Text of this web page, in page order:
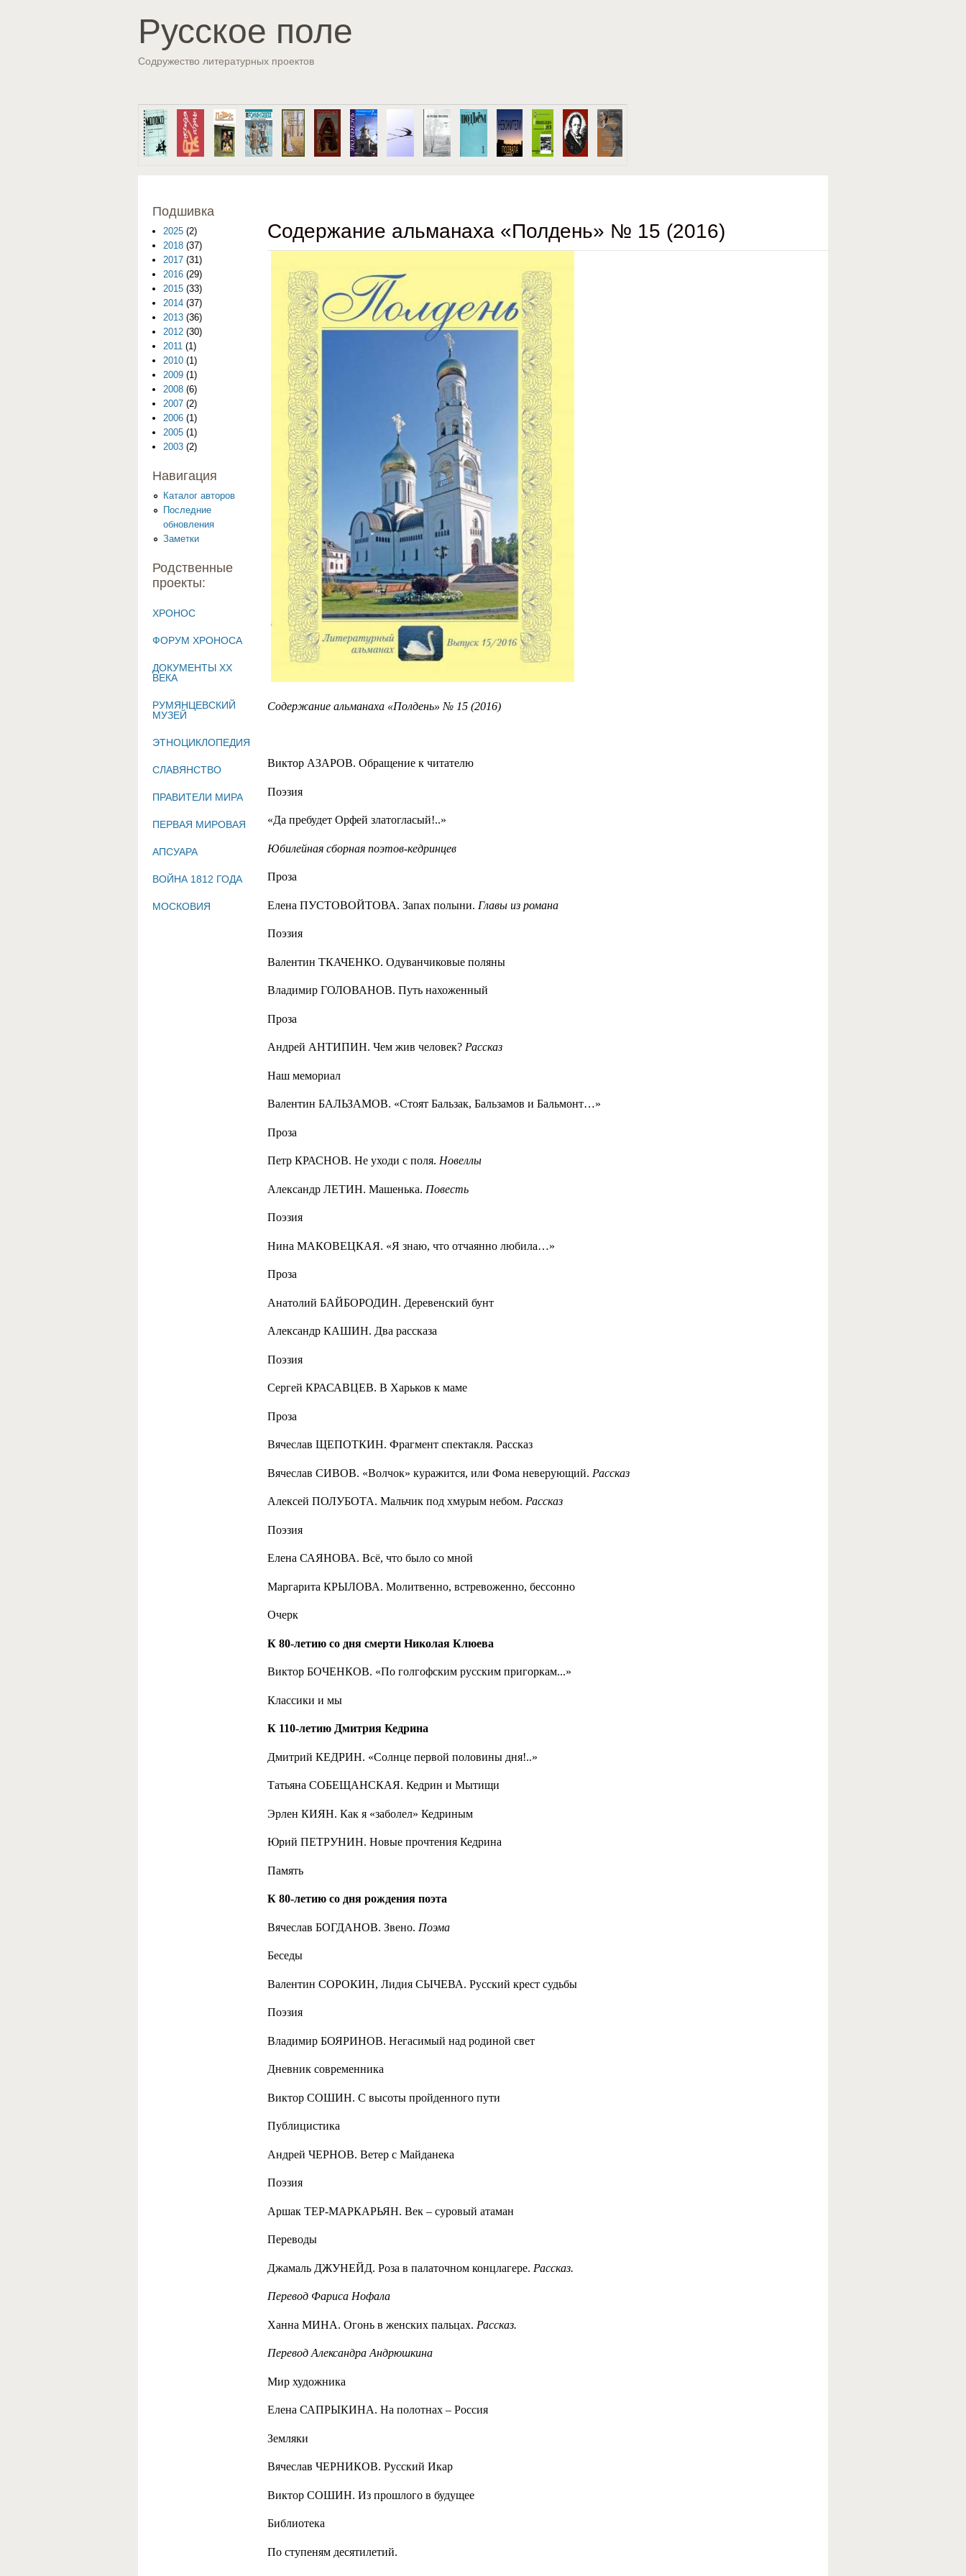
Русское поле
Содружество литературных проектов
Содержание альманаха «Полдень» № 15 (2016)
Содержание альманаха «Полдень» № 15 (2016)
Виктор АЗАРОВ. Обращение к читателю
Поэзия
«Да пребудет Орфей златогласый!..»
Юбилейная сборная поэтов-кедринцев
Проза
Елена ПУСТОВОЙТОВА. Запах полыни. Главы из романа
Поэзия
Валентин ТКАЧЕНКО. Одуванчиковые поляны
Владимир ГОЛОВАНОВ. Путь нахоженный
Проза
Андрей АНТИПИН. Чем жив человек? Рассказ
Наш мемориал
Валентин БАЛЬЗАМОВ. «Стоят Бальзак, Бальзамов и Бальмонт…»
Проза
Петр КРАСНОВ. Не уходи с поля. Новеллы
Александр ЛЕТИН. Машенька. Повесть
Поэзия
Нина МАКОВЕЦКАЯ. «Я знаю, что отчаянно любила…»
Проза
Анатолий БАЙБОРОДИН. Деревенский бунт
Александр КАШИН. Два рассказа
Поэзия
Сергей КРАСАВЦЕВ. В Харьков к маме
Проза
Вячеслав ЩЕПОТКИН. Фрагмент спектакля. Рассказ
Вячеслав СИВОВ. «Волчок» куражится, или Фома неверующий. Рассказ
Алексей ПОЛУБОТА. Мальчик под хмурым небом. Рассказ
Поэзия
Елена САЯНОВА. Всё, что было со мной
Маргарита КРЫЛОВА. Молитвенно, встревоженно, бессонно
Очерк
К 80-летию со дня смерти Николая Клюева
Виктор БОЧЕНКОВ. «По голгофским русским пригоркам...»
Классики и мы
К 110-летию Дмитрия Кедрина
Дмитрий КЕДРИН. «Солнце первой половины дня!..»
Татьяна СОБЕЩАНСКАЯ. Кедрин и Мытищи
Эрлен КИЯН. Как я «заболел» Кедриным
Юрий ПЕТРУНИН. Новые прочтения Кедрина
Память
К 80-летию со дня рождения поэта
Вячеслав БОГДАНОВ. Звено. Поэма
Беседы
Валентин СОРОКИН, Лидия СЫЧЕВА. Русский крест судьбы
Поэзия
Владимир БОЯРИНОВ. Негасимый над родиной свет
Дневник современника
Виктор СОШИН. С высоты пройденного пути
Публицистика
Андрей ЧЕРНОВ. Ветер с Майданека
Поэзия
Аршак ТЕР-МАРКАРЬЯН. Век – суровый атаман
Переводы
Джамаль ДЖУНЕЙД. Роза в палаточном концлагере. Рассказ.
Перевод Фариса Нофала
Ханна МИНА. Огонь в женских пальцах. Рассказ.
Перевод Александра Андрюшкина
Мир художника
Елена САПРЫКИНА. На полотнах – Россия
Земляки
Вячеслав ЧЕРНИКОВ. Русский Икар
Виктор СОШИН. Из прошлого в будущее
Библиотека
По ступеням десятилетий.
Подшивка
2025 (2)
2018 (37)
2017 (31)
2016 (29)
2015 (33)
2014 (37)
2013 (36)
2012 (30)
2011 (1)
2010 (1)
2009 (1)
2008 (6)
2007 (2)
2006 (1)
2005 (1)
2003 (2)
Навигация
Каталог авторов
Последние
обновления
Заметки
Родственные
проекты:
ХРОНОС
ФОРУМ ХРОНОСА
ДОКУМЕНТЫ XX
ВЕКА
РУМЯНЦЕВСКИЙ
МУЗЕЙ
ЭТНОЦИКЛОПЕДИЯ
СЛАВЯНСТВО
ПРАВИТЕЛИ МИРА
ПЕРВАЯ МИРОВАЯ
АПСУАРА
ВОЙНА 1812 ГОДА
МОСКОВИЯ